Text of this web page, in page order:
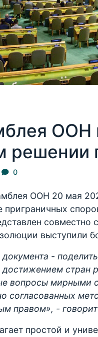
решении
0
ООН 20 мая
совместно
выступили
документа -
стран
вопросы мирными
согласованных
правом», -
простой и